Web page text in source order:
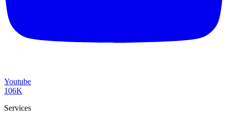
Youtube
106K
Services